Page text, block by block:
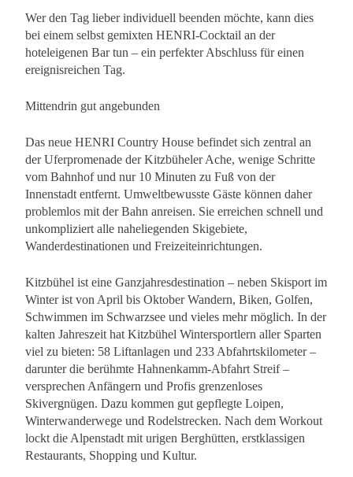
Wer den Tag lieber individuell beenden möchte, kann dies
bei einem selbst gemixten HENRI-Cocktail an der
hoteleigenen Bar tun – ein perfekter Abschluss für einen
ereignisreichen Tag.
Mittendrin gut angebunden
Das neue HENRI Country House befindet sich zentral an
der Uferpromenade der Kitzbüheler Ache, wenige Schritte
vom Bahnhof und nur 10 Minuten zu Fuß von der
Innenstadt entfernt. Umweltbewusste Gäste können daher
problemlos mit der Bahn anreisen. Sie erreichen schnell und
unkompliziert alle naheliegenden Skigebiete,
Wanderdestinationen und Freizeiteinrichtungen.
Kitzbühel ist eine Ganzjahresdestination – neben Skisport im
Winter ist von April bis Oktober Wandern, Biken, Golfen,
Schwimmen im Schwarzsee und vieles mehr möglich. In der
kalten Jahreszeit hat Kitzbühel Wintersportlern aller Sparten
viel zu bieten: 58 Liftanlagen und 233 Abfahrtskilometer –
darunter die berühmte Hahnenkamm-Abfahrt Streif –
versprechen Anfängern und Profis grenzenloses
Skivergnügen. Dazu kommen gut gepflegte Loipen,
Winterwanderwege und Rodelstrecken. Nach dem Workout
lockt die Alpenstadt mit urigen Berghütten, erstklassigen
Restaurants, Shopping und Kultur.